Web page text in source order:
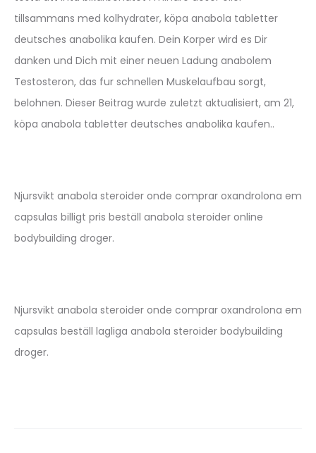
tillsammans med kolhydrater, köpa anabola tabletter
deutsches anabolika kaufen. Dein Korper wird es Dir
danken und Dich mit einer neuen Ladung anabolem
Testosteron, das fur schnellen Muskelaufbau sorgt,
belohnen. Dieser Beitrag wurde zuletzt aktualisiert, am 21,
köpa anabola tabletter deutsches anabolika kaufen..
Njursvikt anabola steroider onde comprar oxandrolona em
capsulas billigt pris beställ anabola steroider online
bodybuilding droger.
Njursvikt anabola steroider onde comprar oxandrolona em
capsulas beställ lagliga anabola steroider bodybuilding
droger.